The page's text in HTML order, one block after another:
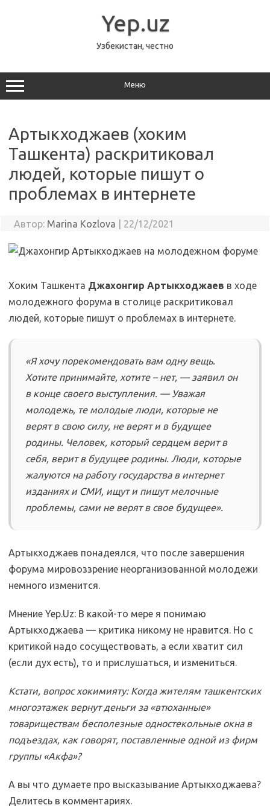
Yep.uz
Узбекистан, честно
Меню
Артыкходжаев (хоким
Ташкента) раскритиковал
людей, которые пишут о
проблемах в интернете
Автор: Marina Kozlova 22/12/2021
Хоким Ташкента Джахонгир Артыкходжаев в ходе
молодежного форума в столице раскритиковал
людей, которые пишут о проблемах в интернете.
«Я хочу порекомендовать вам одну вещь.
Хотите принимайте, хотите – нет, — заявил он
в конце своего выступления. — Уважая
молодежь, те молодые люди, которые не
верят в свою силу, не верят и в будущее
родины. Человек, который сердцем верит в
себя, верит в будущее родины. Люди, которые
жалуются на работу государства в интернет
изданиях и СМИ, ищут и пишут мелочные
проблемы, сами не верят в свое будущее».
Артыкходжаев понадеялся, что после завершения
форума мировоззрение неорганизованной молодежи
немного изменится.
Мнение Yep.Uz: В какой-то мере я понимаю
Артыкходжаева — критика никому не нравится. Но с
критикой надо сосуществовать, а если хватит сил
(если дух есть), то и прислушаться, и измениться.
Кстати, вопрос хокимияту: Когда жителям ташкентских
многоэтажек вернут деньги за «втюханные»
товариществам бесполезные одностекольные окна в
подъездах, как говорят, поставленные одной из фирм
группы «Акфа»?
А вы что думаете про высказывание Артыкходжаева?
Делитесь в комментариях.